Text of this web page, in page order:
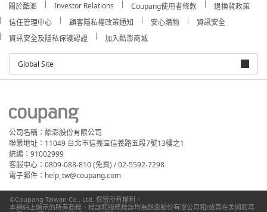
關於酷澎 Investor Relations Coupang使用者條款
退換貨政策
信任管理中心
顧客隱私權政策通知 安心購物
資訊安全
資訊安全及隱私保護認證
加入酷澎商城
Global Site
公司名稱：酷澎股份有限公司
聯繫地址：11049 台北市信義區信義路五段7號13樓之1
統編：91002999
客服中心：0809-088-810 (免費) / 02-5592-7298
電子郵件：help_tw@coupang.com
©Coupang Taiwan Co., Ltd. 保留所有權利。
本網站上顯示的所有商標、標誌和服務標誌均為酷澎股份有限公司和/或其在美國和其